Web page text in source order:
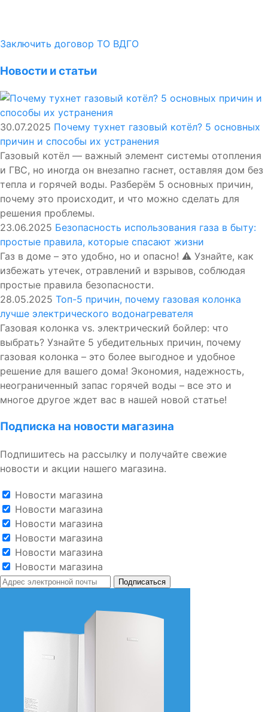
Заключить договор ТО ВДГО
Новости и статьи
30.07.2025 Почему тухнет газовый котёл? 5 основных
причин и способы их устранения
Газовый котёл — важный элемент системы отопления
и ГВС, но иногда он внезапно гаснет, оставляя дом без
тепла и горячей воды. Разберём 5 основных причин,
почему это происходит, и что можно сделать для
решения проблемы.
23.06.2025 Безопасность использования газа в быту:
простые правила, которые спасают жизни
Газ в доме – это удобно, но и опасно! ⚠️ Узнайте, как
избежать утечек, отравлений и взрывов, соблюдая
простые правила безопасности.
28.05.2025 Топ-5 причин, почему газовая колонка
лучше электрического водонагревателя
Газовая колонка vs. электрический бойлер: что
выбрать? Узнайте 5 убедительных причин, почему
газовая колонка – это более выгодное и удобное
решение для вашего дома! Экономия, надежность,
неограниченный запас горячей воды – все это и
многое другое ждет вас в нашей новой статье!
Подписка на новости магазина
Подпишитесь на рассылку и получайте свежие
новости и акции нашего магазина.
Новости магазина
Новости магазина
Новости магазина
Новости магазина
Новости магазина
Новости магазина